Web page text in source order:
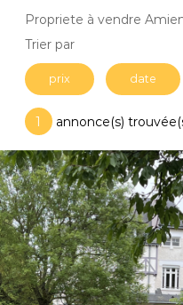
Propriete à vendre
Trier par
prix date
1 annonce(s)